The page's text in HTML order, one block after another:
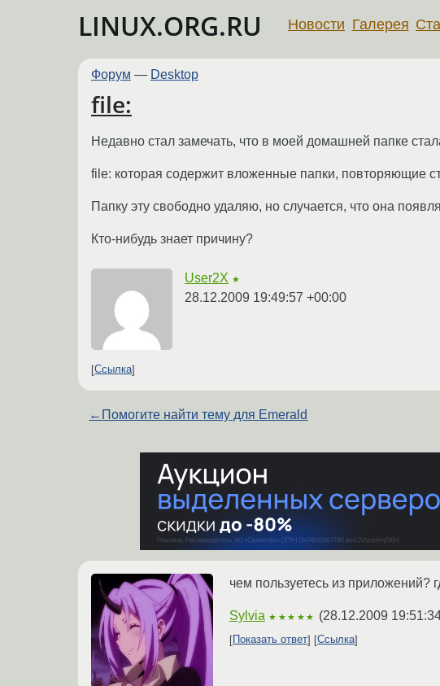
LINUX.ORG.RU Новости Галерея
Форум — Desktop
file:
Недавно стал замечать, что в моей домашней папке
file: которая содержит вложенные папки, повторяющие
Папку эту свободно удаляю, но случается, что она
Кто-нибудь знает причину?
User2X ★
28.12.2009 19:49:57 +00:00
Ссылка
← Помогите найти тему для Emerald
чем пользуетесь из приложений?
Sylvia ★★★★★ (28.12.2009
Показать ответ Ссылка